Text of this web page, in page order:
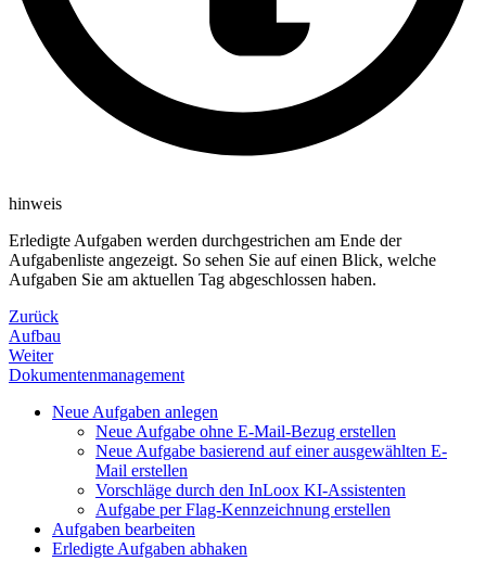
hinweis
Erledigte Aufgaben werden durchgestrichen am Ende der
Aufgabenliste angezeigt. So sehen Sie auf einen Blick, welche
Aufgaben Sie am aktuellen Tag abgeschlossen haben.
Zurück
Aufbau
Weiter
Dokumentenmanagement
Neue Aufgaben anlegen
Neue Aufgabe ohne E-Mail-Bezug erstellen
Neue Aufgabe basierend auf einer ausgewählten E-
Mail erstellen
Vorschläge durch den InLoox KI-Assistenten
Aufgabe per Flag-Kennzeichnung erstellen
Aufgaben bearbeiten
Erledigte Aufgaben abhaken